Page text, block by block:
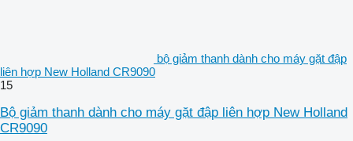
bộ giảm thanh dành cho máy gặt đập
liên hợp New Holland CR9090
15
Bộ giảm thanh dành cho máy gặt đập liên hợp New Holland
CR9090